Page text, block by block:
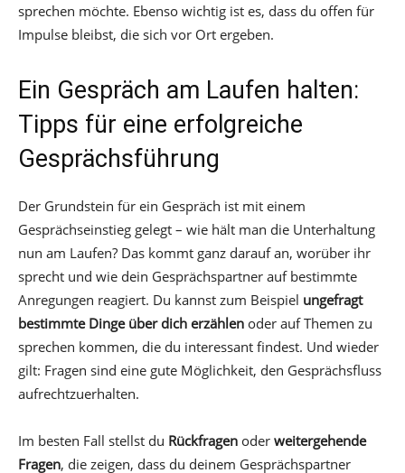
sprechen möchte. Ebenso wichtig ist es, dass du offen für
Impulse bleibst, die sich vor Ort ergeben.
Ein Gespräch am Laufen halten:
Tipps für eine erfolgreiche
Gesprächsführung
Der Grundstein für ein Gespräch ist mit einem
Gesprächseinstieg gelegt – wie hält man die Unterhaltung
nun am Laufen? Das kommt ganz darauf an, worüber ihr
sprecht und wie dein Gesprächspartner auf bestimmte
Anregungen reagiert. Du kannst zum Beispiel ungefragt
bestimmte Dinge über dich erzählen oder auf Themen zu
sprechen kommen, die du interessant findest. Und wieder
gilt: Fragen sind eine gute Möglichkeit, den Gesprächsfluss
aufrechtzuerhalten.
Im besten Fall stellst du Rückfragen oder weitergehende
Fragen, die zeigen, dass du deinem Gesprächspartner